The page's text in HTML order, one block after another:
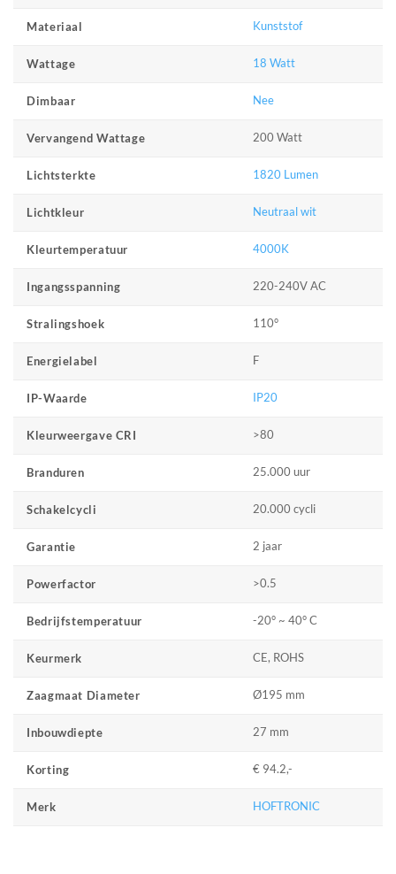
Materiaal Kunststof
Wattage 18 Watt
Dimbaar Nee
Vervangend Wattage 200 Watt
Lichtsterkte 1820 Lumen
Lichtkleur Neutraal wit
Kleurtemperatuur 4000K
Ingangsspanning 220-240V AC
Stralingshoek 110°
Energielabel F
IP-Waarde IP20
Kleurweergave CRI >80
Branduren 25.000 uur
Schakelcycli 20.000 cycli
Garantie 2 jaar
Powerfactor >0.5
Bedrijfstemperatuur -20° ~ 40° C
Keurmerk CE, ROHS
Zaagmaat Diameter Ø195 mm
Inbouwdiepte 27 mm
Korting € 94.2,-
Merk HOFTRONIC